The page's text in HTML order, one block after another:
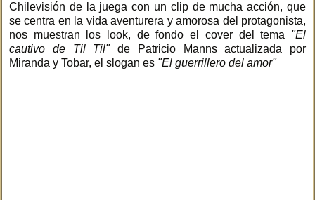
Chilevisión de la juega con un clip de mucha acción, que
se centra en la vida aventurera y amorosa del protagonista,
nos muestran los look, de fondo el cover del tema "El
cautivo de Til Til"de Patricio Manns actualizada por
Miranda y Tobar, el slogan es "El guerrillero del amor"